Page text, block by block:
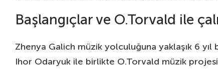
Başlangıçlar ve O.Torvald ile
Zhenya Galich müzik yolculuğuna yaklaşık 6
Ihor Odaryuk ile birlikte O.Torvald müzik